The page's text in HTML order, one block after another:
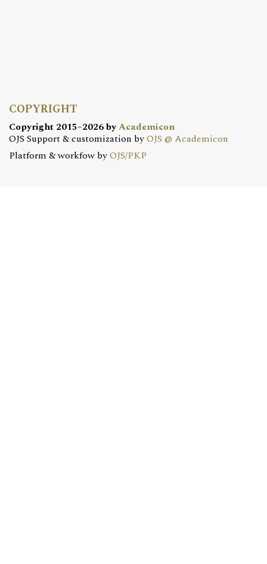
COPYRIGHT
Copyright 2015–2026 byAcademicon
OJS Support & customization byOJS @ Academicon
Platform & workfow byOJS/PKP